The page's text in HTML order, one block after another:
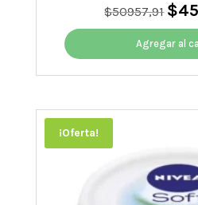
$50957,91 El
era:
$
Agregar al
¡Oferta!